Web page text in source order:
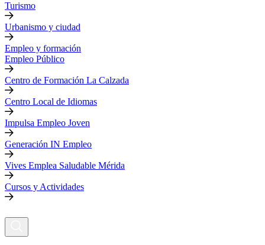
Turismo
Urbanismo y ciudad
Empleo y formación
Empleo Público
Centro de Formación La Calzada
Centro Local de Idiomas
Impulsa Empleo Joven
Generación IN Empleo
Vives Emplea Saludable Mérida
Cursos y Actividades